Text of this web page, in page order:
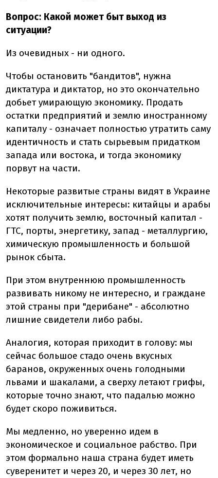
Вопрос: Какой может быт выход из
ситуации?
Из очевидных - ни одного.
Чтобы остановить "бандитов", нужна
диктатура и диктатор, но это окончательно
добьет умирающую экономику. Продать
остатки предприятий и землю иностранному
капиталу - означает полностью утратить саму
идентичность и стать сырьевым придатком
запада или востока, и тогда экономику
порвут на части.
Некоторые развитые страны видят в Украине
исключительные интересы: китайцы и арабы
хотят получить землю, восточный капитал -
ГТС, порты, энергетику, запад - металлургию,
химическую промышленность и большой
рынок сбыта.
При этом внутреннюю промышленность
развивать никому не интересно, и граждане
этой страны при "дерибане" - абсолютно
лишние свидетели либо рабы.
Аналогия, которая приходит в голову: мы
сейчас большое стадо очень вкусных
баранов, окруженных очень голодными
львами и шакалами, а сверху летают грифы,
которые точно знают, что падалью можно
будет скоро поживиться.
Мы медленно, но уверенно идем в
экономическое и социальное рабство. При
этом формально наша страна будет иметь
суверенитет и через 20, и через 30 лет, но